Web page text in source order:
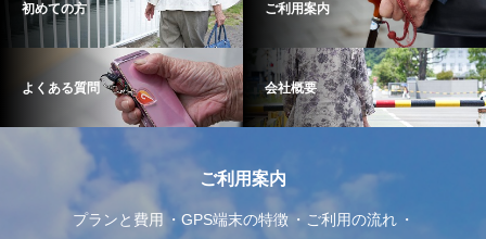
初めての方 ご利用案内
よくある質問 会社概要
ご利用案内
プランと費用 GPS端末の特徴
ご利用の流れ